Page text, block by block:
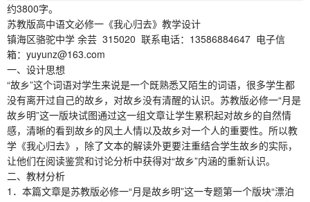
约3800字。
苏教版高中语文必修一《我心归去》教学设计
镇海区骆驼中学 余芸 315020 联系电话：13586884647 电子信
箱：yuyunz@163.com
一、设计思想
“故乡”这个词语对学生来说是一个既熟悉又陌生的词语，很多学生都
没有离开过自己的故乡，对故乡没有清醒的认识。苏教版必修一“月是
故乡明”这一版块试图通过这一组文章让学生累积起对故乡的自然情
感，清晰的看到故乡的风土人情以及故乡对一个人的重要性。所以教
学《我心归去》，除了文本的解读外更要注重结合学生故乡的实际，
让他们在阅读鉴赏和讨论分析中获得对“故乡”内涵的重新认识。
二、教材分析
1．本篇文章是苏教版必修一“月是故乡明”这一专题第一个版块“漂泊